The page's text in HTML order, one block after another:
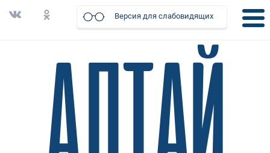
Версия для слабовидящих